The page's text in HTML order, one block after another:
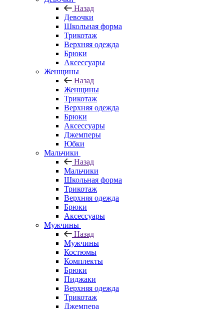
Назад
Девочки
Школьная форма
Трикотаж
Верхняя одежда
Брюки
Аксессуары
Женщины
Назад
Женщины
Трикотаж
Верхняя одежда
Брюки
Аксессуары
Джемперы
Юбки
Мальчики
Назад
Мальчики
Школьная форма
Трикотаж
Верхняя одежда
Брюки
Аксессуары
Мужчины
Назад
Мужчины
Костюмы
Комплекты
Брюки
Пиджаки
Верхняя одежда
Трикотаж
Джемпера